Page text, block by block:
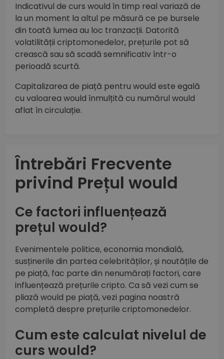
Indicativul de curs would în timp real variază de
la un moment la altul pe măsură ce pe bursele
din toată lumea au loc tranzacții. Datorită
volatilității criptomonedelor, prețurile pot să
crească sau să scadă semnificativ într-o
perioadă scurtă.
Capitalizarea de piață pentru would este egală
cu valoarea would înmulțită cu numărul would
aflat în circulație.
Întrebări Frecvente
privind Prețul would
Ce factori influențează
prețul would?
Evenimentele politice, economia mondială,
susținerile din partea celebrităților, și noutățile de
pe piață, fac parte din nenumărați factori, care
influențează prețurile cripto. Ca să vezi cum se
pliază would pe piață, vezi pagina noastră
completă despre prețurile criptomonedelor.
Cum este calculat nivelul de
curs would?